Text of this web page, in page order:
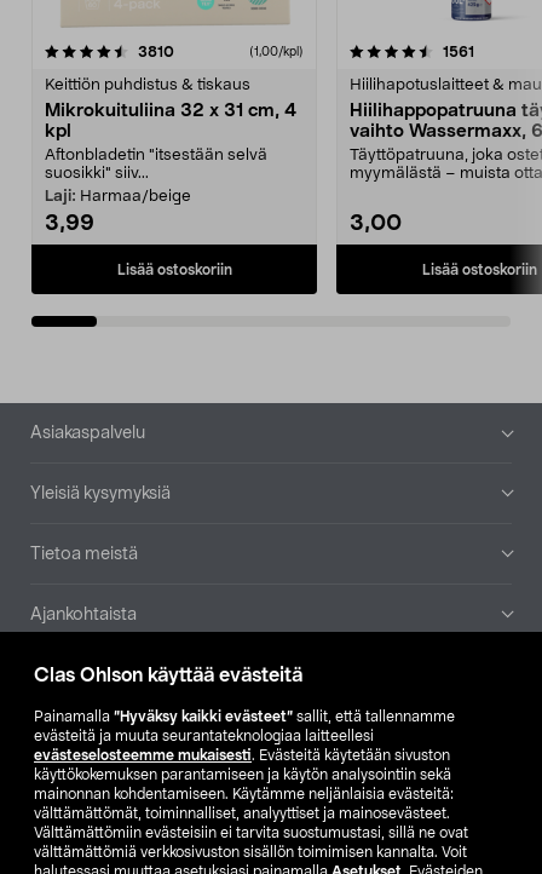
Clas Ohlson käyttää evästeitä
Painamalla ”Hyväksy kaikki evästeet” sallit, että tallennamme
evästeitä ja muuta seurantateknologiaa laitteellesi
evästeselosteemme mukaisesti. Evästeitä käytetään sivuston
käyttökokemuksen parantamiseen ja käytön analysointiin sekä
mainonnan kohdentamiseen. Käytämme neljänlaisia evästeitä:
välttämättömät, toiminnalliset, analyyttiset ja mainosevästeet.
Välttämättömiin evästeisiin ei tarvita suostumustasi, sillä ne ovat
välttämättömiä verkkosivuston sisällön toimimisen kannalta. Voit
3810arvostelut (1,00/kpl)
Keittiön puhdistus & tiskaus
Mikrokuituliina 32 x 31 cm, 4
kpl
Aftonbladetin "itsestään selvä
suosikki" siiv...
Laji: Harmaa/beige
3,99
Lisää ostoskoriin
4.5viidestä
1561
Hiilihapotuslaitteet &
Hiilihappopatruuna
vaihto Wassermaxx,
Täyttöpatruuna, joka
myymälästä – muista
3,00
Lisää ostoskoriin
4.5viidestä
Alatunniste
Asiakaspalvelu
Yleisiä kysymyksiä
Tietoa meistä
Ajankohtaista
Muut yrityksemme
Etsi myymälä
SE NO FI
FI SV